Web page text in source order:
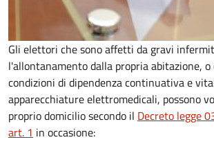
Gli elettori che sono affetti da gravi
l'allontanamento dalla propria abitazione,
condizioni di dipendenza continuativa e
apparecchiature elettromedicali, possono
proprio domicilio secondo il Decreto legge
art. 1 in occasione: